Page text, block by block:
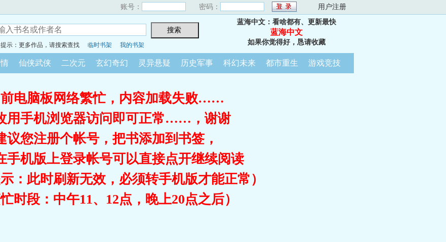
账号： 密码： 用户注册
示：更多作品，请搜索查找 临时书架 我的书架
蓝海中文：看啥都有、更新最快
蓝海中文
如果你觉得好，恳请收藏
仙侠武侠 二次元 玄幻奇幻 灵异悬疑 历史军事 科幻未来 都市重生 游戏竞技
电脑板网络繁忙，内容加载失败……
用手机浏览器访问即可正常……，谢谢
议您注册个帐号，把书添加到书签，
手机版上登录帐号可以直接点开继续阅读
示：此时刷新无效，必须转手机版才能正常）
忙时段：中午11、12点，晚上20点之后）